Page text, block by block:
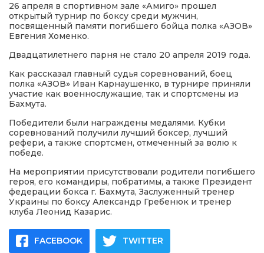
політика
місія
26 апреля в спортивном зале «Амиго» прошел
открытый турнир по боксу среди мужчин,
посвященный памяти погибшего бойца полка «АЗОВ»
Евгения Хоменко.
Двадцатилетнего парня не стало 20 апреля 2019 года.
Как рассказал главный судья соревнований, боец
полка «АЗОВ» Иван Карнаушенко, в турнире приняли
участие как военнослужащие, так и спортсмены из
Бахмута.
Победители были награждены медалями. Кубки
соревнований получили лучший боксер, лучший
рефери, а также спортсмен, отмеченный за волю к
победе.
На мероприятии присутствовали родители погибшего
героя, его командиры, побратимы, а также Президент
федерации бокса г. Бахмута, Заслуженный тренер
Украины по боксу Александр Гребенюк и тренер
клуба Леонид Казарис.
FACEBOOK TWITTER